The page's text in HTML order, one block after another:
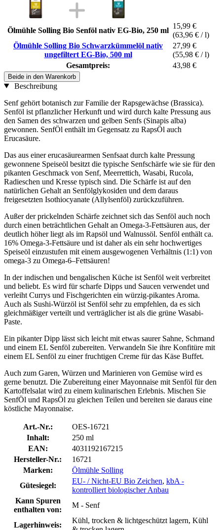
Ölmühle Solling Bio Senföl nativ EG-Bio, 250 ml
15,99 €
(63,96 € / l)
Ölmühle Solling Bio Schwarzkümmelöl nativ
ungefiltert EG-Bio, 500 ml
27,99 €
(55,98 € / l)
Gesamtpreis:
43,98 €
Beide in den Warenkorb
Beschreibung
Senf gehört botanisch zur Familie der Rapsgewächse (Brassica).
Senföl ist pflanzlicher Herkunft und wird durch kalte Pressung aus
den Samen des schwarzen und gelben Senfs (Sinapis alba)
gewonnen. SenfÖl enthält im Gegensatz zu RapsÖl auch
Erucasäure.
Das aus einer erucasäurearmen Senfsaat durch kalte Pressung
gewonnene Speiseöl besitzt die typische Senfschärfe wie sie für den
pikanten Geschmack von Senf, Meerrettich, Wasabi, Rucola,
Radieschen und Kresse typisch sind. Die Schärfe ist auf den
natürlichen Gehalt an Senfölglykosiden und dem daraus
freigesetzten Isothiocyanate (Allylsenföl) zurückzuführen.
Außer der prickelnden Schärfe zeichnet sich das Senföl auch noch
durch einen beträchtlichen Gehalt an Omega-3-Fettsäuren aus, der
deutlich höher liegt als im Rapsöl und Walnussöl. Senföl enthält ca.
16% Omega-3-Fettsäure und ist daher als ein sehr hochwertiges
Speiseöl einzustufen mit einem ausgewogenen Verhältnis (1:1) von
omega-3 zu Omega-6–Fettsäuren!
In der indischen und bengalischen Küche ist Senföl weit verbreitet
und beliebt. Es wird für scharfe Dipps und Saucen verwendet und
verleiht Currys und Fischgerichten ein würzig-pikantes Aroma.
Auch als Sushi-Würzöl ist Senföl sehr zu empfehlen, da es sich
gleichmäßiger verteilt und verträglicher ist als die grüne Wasabi-
Paste.
Ein pikanter Dipp lässt sich leicht mit etwas saurer Sahne, Schmand
und einem EL Senföl zubereiten. Verwandeln Sie ihre Konfitüre mit
einem EL Senföl zu einer fruchtigen Creme für das Käse Buffet.
Auch zum Garen, Würzen und Marinieren von Gemüse wird es
gerne benutzt. Die Zubereitung einer Mayonnaise mit Senföl für den
Kartoffelsalat wird zu einem kulinarischen Erlebnis. Mischen Sie
SenfÖl und RapsÖl zu gleichen Teilen und bereiten sie daraus eine
köstliche Mayonnaise.
Art.-Nr.:
OES-16721
Inhalt:
250 ml
EAN:
4031192167215
Hersteller-Nr.:
16721
Marken:
Ölmühle Solling
Gütesiegel:
EU- / Nicht-EU Bio Zeichen, kbA -
kontrolliert biologischer Anbau
Kann Spuren
enthalten von:
M - Senf
Lagerhinweis:
Kühl, trocken & lichtgeschützt lagern, Kühl